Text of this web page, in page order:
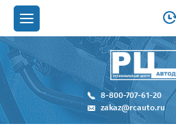
8-800-707-61-20
zakaz@rcauto.ru